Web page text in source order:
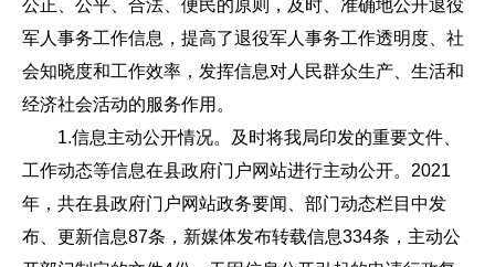
公正、公平、合法、便民的原则，及时、准确地公开退役
军人事务工作信息，提高了退役军人事务工作透明度、社
会知晓度和工作效率，发挥信息对人民群众生产、生活和
经济社会活动的服务作用。
1.信息主动公开情况。及时将我局印发的重要文件、
工作动态等信息在县政府门户网站进行主动公开。2021
年，共在县政府门户网站政务要闻、部门动态栏目中发
布、更新信息87条，新媒体发布转载信息334条，主动公